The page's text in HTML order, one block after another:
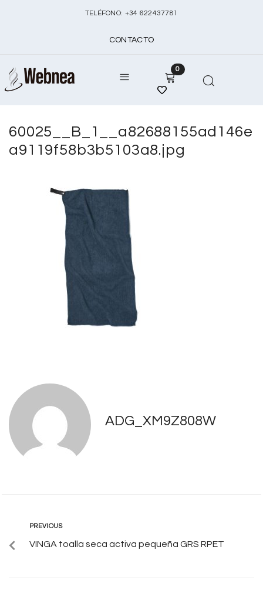
TELÉFONO: +34 622437781
CONTACTO
0
60025__B_1__a82688155ad146e
a9119f58b3b5103a8.jpg
ADG_XM9Z808W
PREVIOUS
VINGA toalla seca activa pequeña GRS RPET